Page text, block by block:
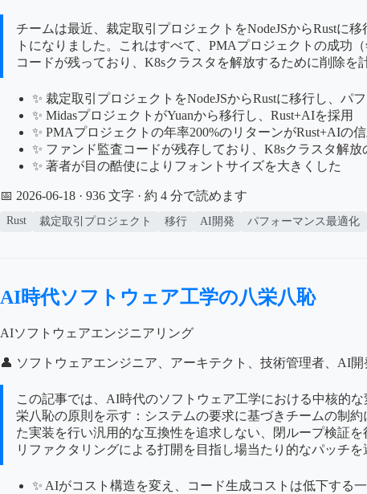
チームは最近、裁定取引プロジェクトをNodeJSからRustに
トになりました。これはすべて、PMAプロジェクトの成功
コードが残っており、K8sクラスタを解放するために削除
✨ 裁定取引プロジェクトをNodeJSからRustに移行し、パ
✨ MidasプロジェクトがYuanから移行し、Rust+AIを採用
✨ PMAプロジェクトの年率200%のリターンがRust+AIの
✨ ファンド監査コードが残存しており、K8sクラスタ解
✨ 著者が目の酷使によりフォントサイズを大きくした
📅 2026-06-18 · 936 文字 · 約 4 分で読めます
Rust 裁定取引プロジェクト 移行 AI開発 パフォーマンス最適化
AI時代ソフトウェア工学の八栄八恥
AIソフトウェアエンジニアリング
👤 ソフトウェアエンジニア、アーキテクト、技術管理者、AI開
この記事では、AI時代のソフトウェア工学における中核的
栄八恥の原則を示す：システムの要求に基づきチームの制
た実装を行い汎用的な互換性を追求しない、閉ループ検証
リファクタリングによる打開を目指し場当たり的なパッチ
✨ AIがコスト構造を変え、コード生成コストは低下する